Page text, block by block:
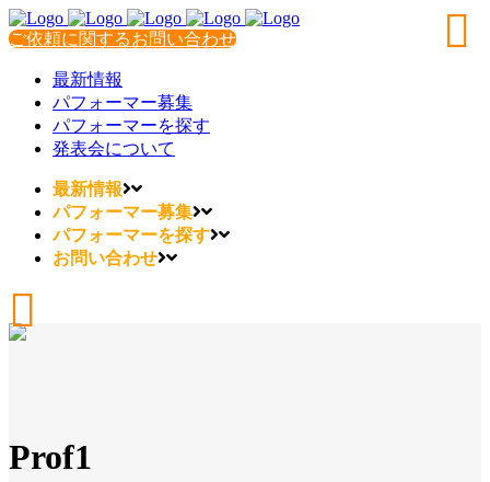
ご依頼に関するお問い合わせ
最新情報
パフォーマー募集
パフォーマーを探す
発表会について
最新情報
パフォーマー募集
パフォーマーを探す
お問い合わせ
Prof1